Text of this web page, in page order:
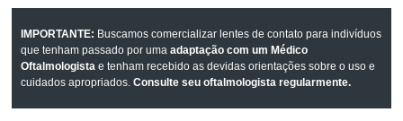
IMPORTANTE: Buscamos comercializar lentes de contato para indivíduos
que tenham passado por umaadaptação com um Médico
Oftalmologista e tenham recebido as devidas orientações sobre o uso e
cuidados apropriados.Consulte seu oftalmologista regularmente.